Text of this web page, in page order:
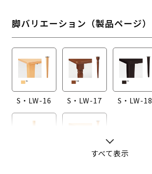
脚バリエーション（製品ページ）
S・LW-16 S・LW-17 S・LW-18
すべて表示